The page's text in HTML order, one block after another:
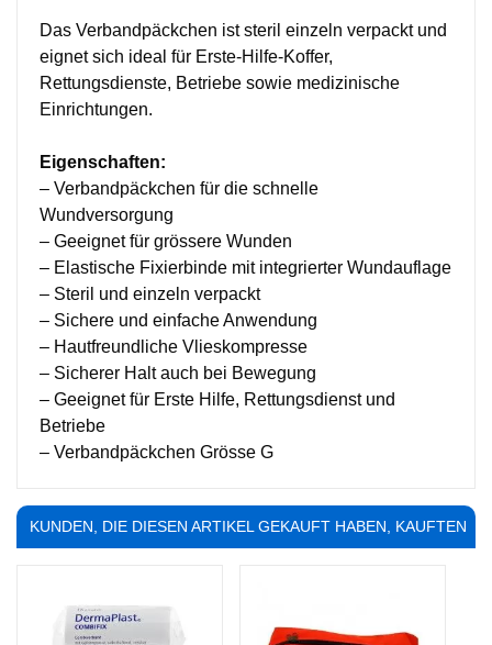
Das Verbandpäckchen ist steril einzeln verpackt und
eignet sich ideal für Erste-Hilfe-Koffer,
Rettungsdienste, Betriebe sowie medizinische
Einrichtungen.
Eigenschaften:
– Verbandpäckchen für die schnelle
Wundversorgung
– Geeignet für grössere Wunden
– Elastische Fixierbinde mit integrierter Wundauflage
– Steril und einzeln verpackt
– Sichere und einfache Anwendung
– Hautfreundliche Vlieskompresse
– Sicherer Halt auch bei Bewegung
– Geeignet für Erste Hilfe, Rettungsdienst und
Betriebe
– Verbandpäckchen Grösse G
KUNDEN, DIE DIESEN ARTIKEL GEKAUFT HABEN, KAUFTEN